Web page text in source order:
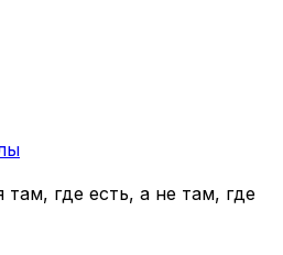
там, где есть, а не там, где